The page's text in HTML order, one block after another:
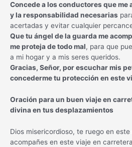
Concede a los conductores que me
y la responsabilidad necesarias
acertadas y evitar cualquier
Que tu ángel de la guarda me
me proteja de todo mal, para que
a mi hogar y a mis seres queridos.
Gracias, Señor, por escuchar mis
concederme tu protección en este
Oración para un buen viaje en
divina en tus desplazamientos
Dios misericordioso, te ruego en
acompañes en este viaje en